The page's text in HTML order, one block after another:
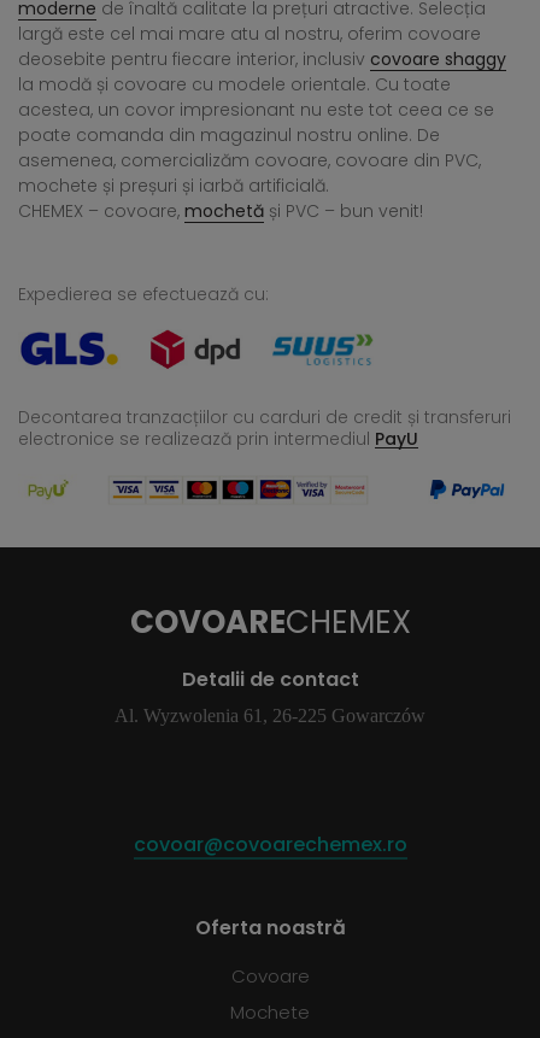
moderne de înaltă calitate la prețuri atractive. Selecția
largă este cel mai mare atu al nostru, oferim covoare
deosebite pentru fiecare interior, inclusiv covoare shaggy
la modă și covoare cu modele orientale. Cu toate
acestea, un covor impresionant nu este tot ceea ce se
poate comanda din magazinul nostru online. De
asemenea, comercializăm covoare, covoare din PVC,
mochete și preșuri și iarbă artificială.
CHEMEX – covoare, mochetă și PVC – bun venit!
Expedierea se efectuează cu:
Decontarea tranzacțiilor cu carduri de credit și transferuri
electronice se realizează prin intermediul PayU
COVOARECHEMEX
Detalii de contact
Al. Wyzwolenia 61, 26-225 Gowarczów
covoar@covoarechemex.ro
Oferta noastră
Covoare
Mochete